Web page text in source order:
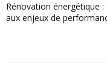
Rénovation énergétique
aux enjeux de